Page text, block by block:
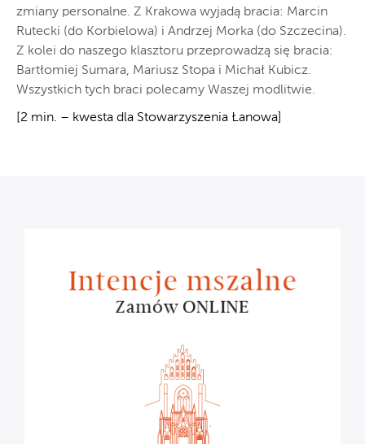
zmiany personalne. Z Krakowa wyjadą bracia: Marcin
Rutecki (do Korbielowa) i Andrzej Morka (do Szczecina).
Z kolei do naszego klasztoru przeprowadzą się bracia:
Bartłomiej Sumara, Mariusz Stopa i Michał Kubicz.
Wszystkich tych braci polecamy Waszej modlitwie.
[2 min. – kwesta dla Stowarzyszenia Łanowa]